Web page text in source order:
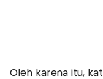
Oleh karena itu,